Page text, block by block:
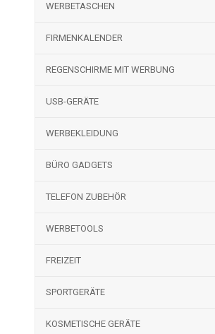
WERBETASCHEN
FIRMENKALENDER
REGENSCHIRME MIT WERBUNG
USB-GERÄTE
WERBEKLEIDUNG
BÜRO GADGETS
TELEFON ZUBEHÖR
WERBETOOLS
FREIZEIT
SPORTGERÄTE
KOSMETISCHE GERÄTE